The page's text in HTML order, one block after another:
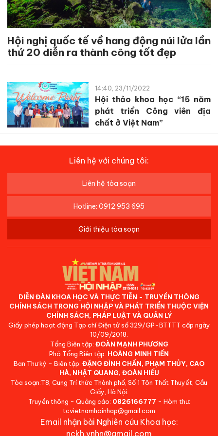
Hội nghị quốc tế về hang động núi lửa lần
thứ 20 diễn ra thành công tốt đẹp
14:40, 23/11/2022
Hội thảo khoa học “15 năm
phát triển Công viên địa
chất ở Việt Nam”
Liên hệ với chúng tôi:
Liên hệ tòa soạn
Hotline: 0912 953 695
Giới thiệu tòa soạn
DIỄN ĐÀN KHOA HỌC VÀ THỰC TIỄN - TRUYỀN THÔNG
CHÍNH SÁCH TRONG HỘI NHẬP VÀ PHÁT TRIỂN THUỘC VIỆN
CHÍNH SÁCH, PHÁP LUẬT VÀ QUẢN LÝ
Giấy phép hoạt động Tạp chí Điện tử số 329/GP-BTTTT cấp ngày
10/09/2018.
Tổng Biên tập: ĐOÀN MẠNH PHƯƠNG
Phó Tổng Biên tập: HOÀNG MINH TIẾN
Ban Thư ký - Biên tập: ĐẶNG ĐÌNH CHẤN, PHẠM THỦY, CAO
HÀ, NHẬT QUANG, ĐOÀN HIẾU
Tòa soạn:T8, Cung Trí thức Thành phố, Số 1 Tôn Thất Thuyết, Cầu
Giấy, Hà Nội.
Truyền thông - Quảng cáo: 0826166777 - Hòm thư:
tcvietnamhoinhap@gmail.com
Email nhận bài Nghiên cứu Khoa học:
nckh.vnhn@gmail.com